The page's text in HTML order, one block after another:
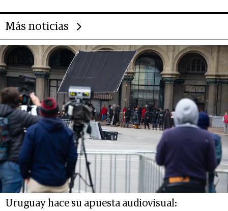
Más noticias
Uruguay hace su apuesta audiovisual: